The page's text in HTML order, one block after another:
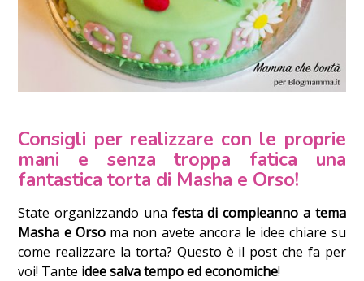
Consigli per realizzare con le proprie
mani e senza troppa fatica una
fantastica torta di Masha e Orso!
State organizzando una festa di compleanno a tema
Masha e Orsoma non avete ancora le idee chiare su
come realizzare la torta? Questo è il post che fa per
voi! Tante idee salva tempo ed economiche!